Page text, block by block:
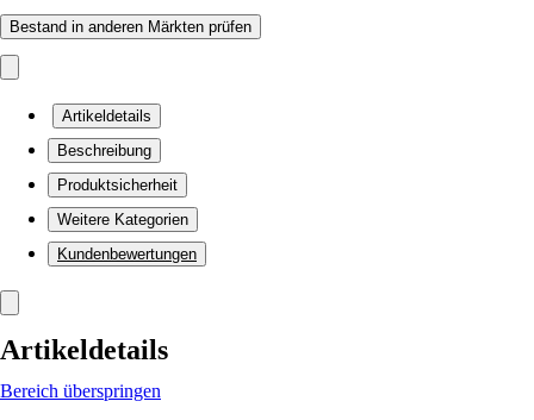
Bestand in anderen Märkten prüfen
Artikeldetails
Beschreibung
Produktsicherheit
Weitere Kategorien
Kundenbewertungen
Artikeldetails
Bereich überspringen